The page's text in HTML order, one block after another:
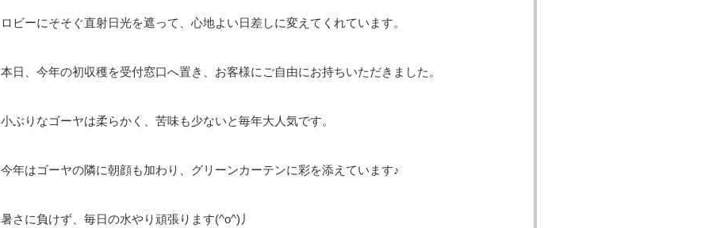
ロビーにそそぐ直射日光を遮って、心地よい日差しに変えてくれています。
本日、今年の初収穫を受付窓口へ置き、お客様にご自由にお持ちいただきました。
小ぶりなゴーヤは柔らかく、苦味も少ないと毎年大人気です。
今年はゴーヤの隣に朝顔も加わり、グリーンカーテンに彩を添えています♪
暑さに負けず、毎日の水やり頑張ります(^o^)丿